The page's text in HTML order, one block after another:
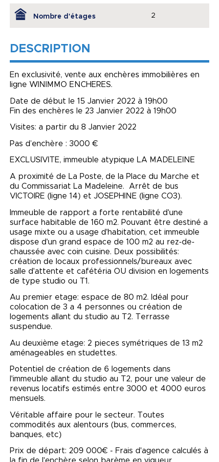
Nombre d'étages 2
DESCRIPTION
En exclusivité, vente aux enchères immobilières en
ligne WINIMMO ENCHERES.
Date de début le 15 Janvier 2022 à 19h00
Fin des enchères le 23 Janvier 2022 à 19h00
Visites: a partir du 8 Janvier 2022
Pas d’enchère : 3000 €
EXCLUSIVITE, immeuble atypique LA MADELEINE
A proximité de La Poste, de la Place du Marche et
du Commissariat La Madeleine. Arrêt de bus
VICTOIRE (ligne 14) et JOSEPHINE (ligne CO3).
Immeuble de rapport a forte rentabilité d'une
surface habitable de 160 m2. Pouvant être destiné a
usage mixte ou a usage d'habitation, cet immeuble
dispose d'un grand espace de 100 m2 au rez-de-
chaussée avec coin cuisine. Deux possibilités:
création de locaux professionnels/bureaux avec
salle d'attente et cafétéria OU division en logements
de type studio ou T1.
Au premier etage: espace de 80 m2. Idéal pour
colocation de 3 a 4 personnes ou création de
logements allant du studio au T2. Terrasse
suspendue.
Au deuxième etage: 2 pieces symétriques de 13 m2
aménageables en studettes.
Potentiel de création de 6 logements dans
l'immeuble allant du studio au T2, pour une valeur de
revenus locatifs estimés entre 3000 et 4000 euros
mensuels.
Véritable affaire pour le secteur. Toutes
commodités aux alentours (bus, commerces,
banques, etc)
Prix de départ: 209 000€ - Frais d'agence calculés à